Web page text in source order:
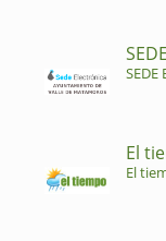
SEDE
El
El